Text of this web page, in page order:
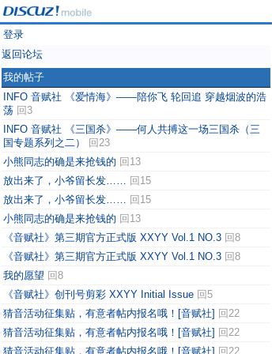
登录
返回论坛
我的帖子
INFO 音赋社 《爱情海》——陪你飞 轮回追 穿越烟波的浩
荡 回3
INFO 音赋社 《三国杀》——何人共搏这一场三国杀（三
国专题系列之二）
回23
小熊同志的确是来抢钱的 回13
放出来了，小爷留长发…… 回15
放出来了，小爷留长发…… 回15
小熊同志的确是来抢钱的 回13
《音赋社》第三期官方正式版 XXYY Vol.1 NO.3 回8
《音赋社》第三期官方正式版 XXYY Vol.1 NO.3 回8
我的愿望 回8
《音赋社》创刊号剪彩 XXYY Initial Issue 回5
猜音活动征集贴，有意者帖内报名哦！[音赋社] 回22
猜音活动征集贴，有意者帖内报名哦！[音赋社] 回22
猜音活动征集贴，有意者帖内报名哦！[音赋社] 回22